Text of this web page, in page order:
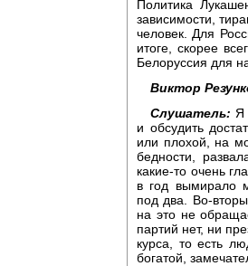
Политика
зависимости,
человек. Для
итоге, скорее
Белоруссия для
Виктор
Слушатель: Я
и обсудить
или плохой, на
бедности,
какие-то очень
в год вымирало
под два. Во-
на это не
партий нет, ни
курса, то есть
богатой,